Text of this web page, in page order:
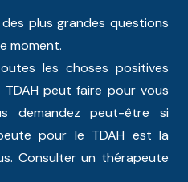
plus grandes questions
moment.
les choses positives
peut faire pour vous
demandez peut-être si
pour le TDAH est la
Consulter un thérapeute